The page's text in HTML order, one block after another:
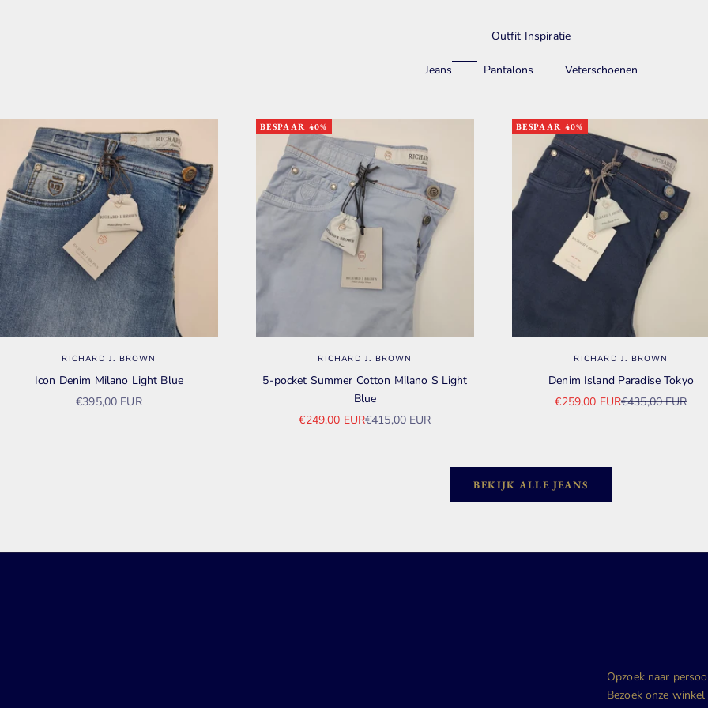
Outfit Inspiratie
Jeans Pantalons Veterschoenen
RICHARD J. BROWN
Icon Denim Milano Light Blue
Aanbiedingsprijs
€395,00 EUR
BESPAAR 40%
RICHARD J. BROWN
5-pocket Summer Cotton Milano S Light
Blue
Aanbiedingsprijs
€249,00 EURNormale prijs
€415,00 EUR
BESPAAR 40%
RICHARD J. BROWN
Denim Island Paradise Tokyo
Aanbiedingsprijs
€259,00 EURNormale prijs
€435,00 EUR
BEKIJK ALLE JEANS
Opzoek naar
Bezoek onze